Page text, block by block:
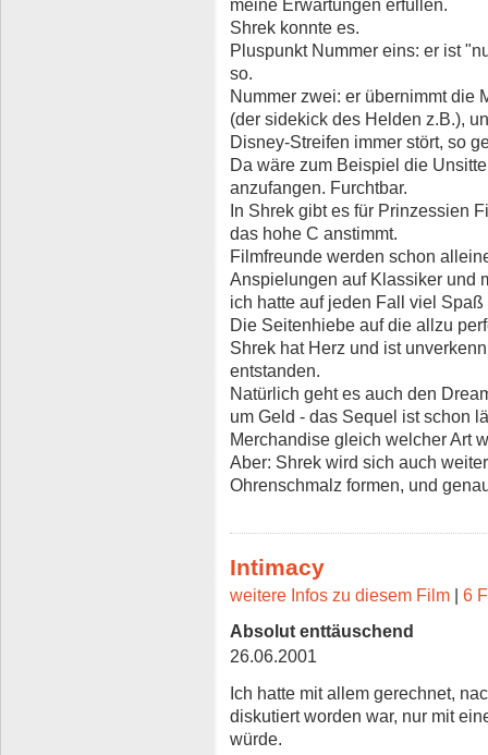
meine Erwartungen erfüllen.
Shrek konnte es.
Pluspunkt Nummer eins: er ist
so.
Nummer zwei: er übernimmt die
(der sidekick des Helden z.B.),
Disney-Streifen immer stört, so
Da wäre zum Beispiel die
anzufangen. Furchtbar.
In Shrek gibt es für Prinzessien
das hohe C anstimmt.
Filmfreunde werden schon
Anspielungen auf Klassiker und
ich hatte auf jeden Fall viel Spaß
Die Seitenhiebe auf die allzu
Shrek hat Herz und ist
entstanden.
Natürlich geht es auch den
um Geld - das Sequel ist schon
Merchandise gleich welcher Art
Aber: Shrek wird sich auch
Ohrenschmalz formen, und
Intimacy
weitere Infos zu diesem Film | 6
Absolut enttäuschend
26.06.2001
Ich hatte mit allem gerechnet,
diskutiert worden war, nur mit
würde.